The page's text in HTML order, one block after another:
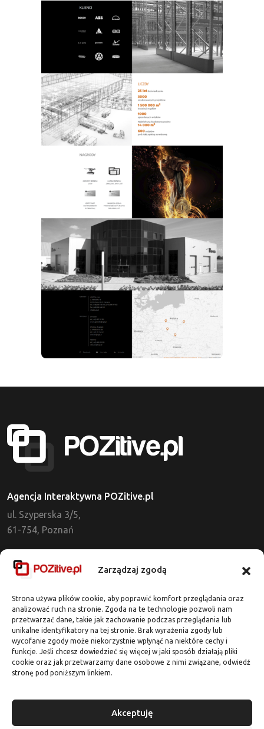
Zarządzaj zgodą
Strona używa plików cookie, aby poprawić komfort przeglądania oraz
analizować ruch na stronie. Zgoda na te technologie pozwoli nam
przetwarzać dane, takie jak zachowanie podczas przeglądania lub
unikalne identyfikatory na tej stronie. Brak wyrażenia zgody lub
wycofanie zgody może niekorzystnie wpłynąć na niektóre cechy i
funkcje. Jeśli chcesz dowiedzieć się więcej w jaki sposób działają pliki
cookie oraz jak przetwarzamy dane osobowe z nimi związane, odwiedź
stronę pod poniższym linkiem.
Akceptuję
Agencja Interaktywna POZitive.pl
ul. Szyperska 3/5,
61-754, Poznań
Dział Obsługi Klienta
tel. 721 637 513
kontakt@pozitive.pl
Adres Biura
ul. Dworcowa 7 / lok. 318
62-020 Swarzędz
Darmowa wycena